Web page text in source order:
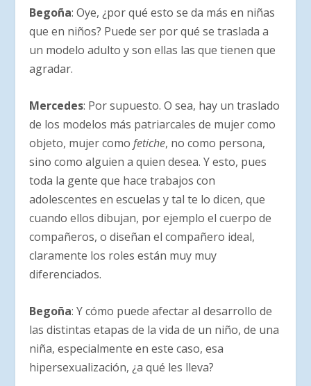
Begoña: Oye, ¿por qué esto se da más en niñas
que en niños? Puede ser por qué se traslada a
un modelo adulto y son ellas las que tienen que
agradar.
Mercedes: Por supuesto. O sea, hay un traslado
de los modelos más patriarcales de mujer como
objeto, mujer comofetiche, no como persona,
sino como alguien a quien desea. Y esto, pues
toda la gente que hace trabajos con
adolescentes en escuelas y tal te lo dicen, que
cuando ellos dibujan, por ejemplo el cuerpo de
compañeros, o diseñan el compañero ideal,
claramente los roles están muy muy
diferenciados.
Begoña: Y cómo puede afectar al desarrollo de
las distintas etapas de la vida de un niño, de una
niña, especialmente en este caso, esa
hipersexualización, ¿a qué les lleva?